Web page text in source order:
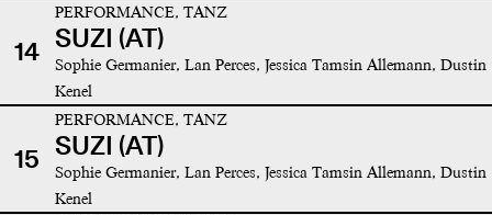
14
PERFORMANCE, TANZ
SUZI (AT)
Sophie Germanier, Lan Perces, Jessica Tamsin Allemann, Dustin
Kenel
15
PERFORMANCE, TANZ
SUZI (AT)
Sophie Germanier, Lan Perces, Jessica Tamsin Allemann, Dustin
Kenel